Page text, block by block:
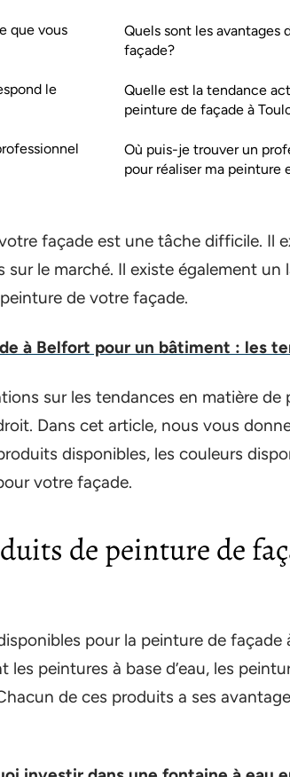
que vous
le
Quels sont les avantages
façade?
Quelle est la tendance
peinture de façade à
Où puis-je trouver un
pour réaliser ma peinture
façade est une tâche difficile. Il
le marché. Il existe également un
de votre façade.
à Belfort pour un bâtiment : les
sur les tendances en matière de
Dans cet article, nous vous
disponibles, les couleurs
votre façade.
de peinture de
pour la peinture de façade
peintures à base d’eau, les
de ces produits a ses